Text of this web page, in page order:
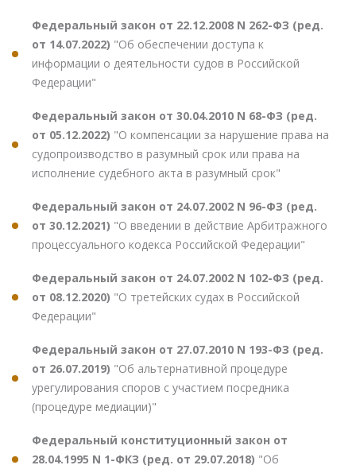
Федеральный закон от 22.12.2008 N 262-ФЗ (ред.
от 14.07.2022) "Об обеспечении доступа к
информации о деятельности судов в Российской
Федерации"
Федеральный закон от 30.04.2010 N 68-ФЗ (ред.
от 05.12.2022) "О компенсации за нарушение права на
судопроизводство в разумный срок или права на
исполнение судебного акта в разумный срок"
Федеральный закон от 24.07.2002 N 96-ФЗ (ред.
от 30.12.2021) "О введении в действие Арбитражного
процессуального кодекса Российской Федерации"
Федеральный закон от 24.07.2002 N 102-ФЗ (ред.
от 08.12.2020) "О третейских судах в Российской
Федерации"
Федеральный закон от 27.07.2010 N 193-ФЗ (ред.
от 26.07.2019) "Об альтернативной процедуре
урегулирования споров с участием посредника
(процедуре медиации)"
Федеральный конституционный закон от
28.04.1995 N 1-ФКЗ (ред. от 29.07.2018) "Об